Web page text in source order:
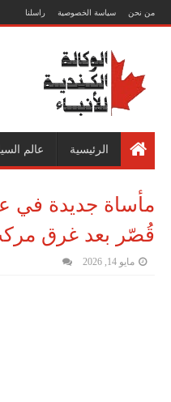
من نحن سياسة الخصوصية راسلنا
الرئيسية عالم
قُصّر بعد غرق
مايو 14, 2026